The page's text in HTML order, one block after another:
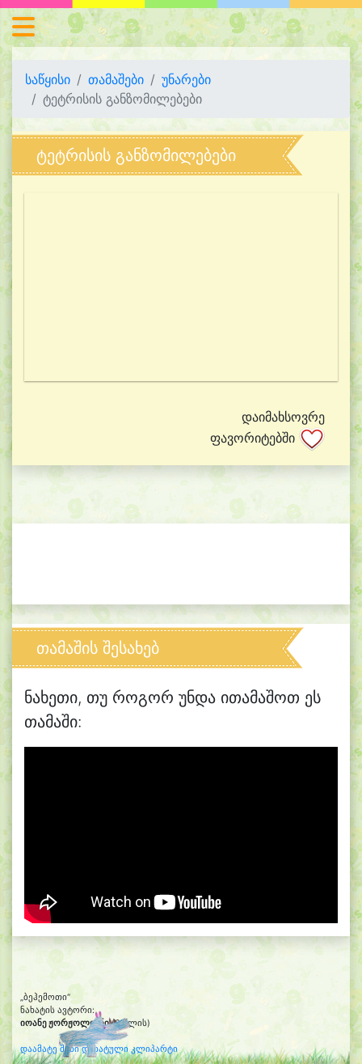
საწყისი თამაშები
უნარები
ტეტრისის განზომილებები
ტეტრისის განზომილებები
დაიმახსოვრე
ფავორიტებში
თამაშის შესახებ
ნახეთი, თუ როგორ უნდა ითამაშოთ ეს
თამაში:
„ბეჰემოთი“
ნახატის ავტორი:
იოანე ჟორჟოლიანი(6 წლის)
დაამატე შენი დახატული კლიპარტი